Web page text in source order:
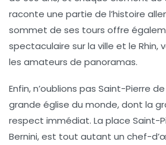
raconte une partie de l’histoire
sommet de ses tours offre
spectaculaire sur la ville et le Rhin,
les amateurs de panoramas.
Enfin, n’oublions pas Saint-Pierre
grande église du monde, dont la
respect immédiat. La place Saint-
Bernini, est tout autant un chef-